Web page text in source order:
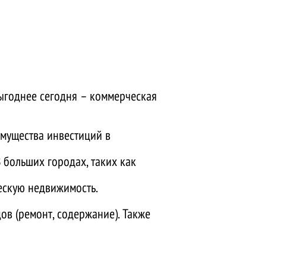
сегодня – коммерческая
инвестиций в
городах, таких как
недвижимость.
(ремонт, содержание). Также